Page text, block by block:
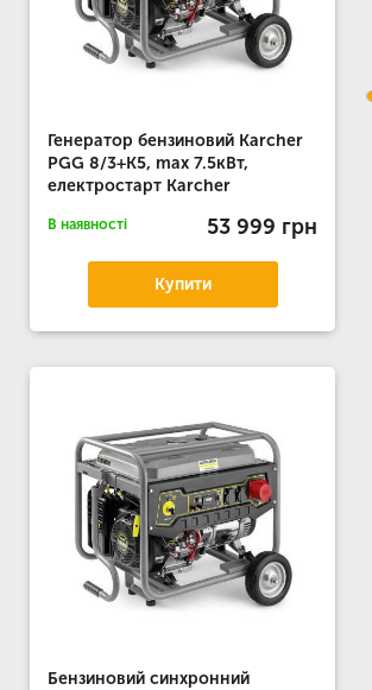
Генератор бензиновий Karcher
PGG 8/3+К5, max 7.5кВт,
електростарт Karcher
В наявності 53 999 грн
Купити
Бензиновий синхронний